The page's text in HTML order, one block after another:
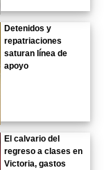
Detenidos y
repatriaciones
saturan línea de
apoyo
El calvario del
regreso a clases en
Victoria, gastos